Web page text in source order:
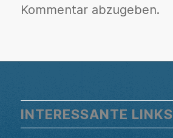
Kommentar abzugeben.
INTERESSANTE LINKS